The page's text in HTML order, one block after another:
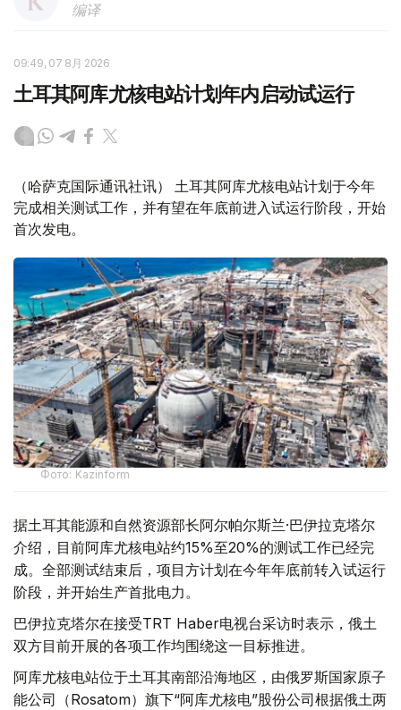
编译
09:49, 07 8月 2026
土耳其阿库尤核电站计划年内启动试运行
（哈萨克国际通讯社讯） 土耳其阿库尤核电站计划于今年
完成相关测试工作，并有望在年底前进入试运行阶段，开始
首次发电。
Фото: Kazinform
据土耳其能源和自然资源部长阿尔帕尔斯兰·巴伊拉克塔尔
介绍，目前阿库尤核电站约15%至20%的测试工作已经完
成。全部测试结束后，项目方计划在今年年底前转入试运行
阶段，并开始生产首批电力。
巴伊拉克塔尔在接受TRT Haber电视台采访时表示，俄土
双方目前开展的各项工作均围绕这一目标推进。
阿库尤核电站位于土耳其南部沿海地区，由俄罗斯国家原子
能公司（Rosatom）旗下“阿库尤核电”股份公司根据俄土两